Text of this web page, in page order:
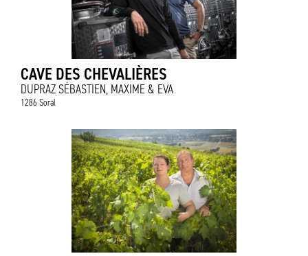
CAVE DES CHEVALIÈRES
DUPRAZ SÉBASTIEN, MAXIME & EVA
1286 Soral